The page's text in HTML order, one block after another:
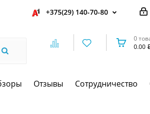
+375(29) 140-70-80
0
0.00
Отзывы Сотрудничество